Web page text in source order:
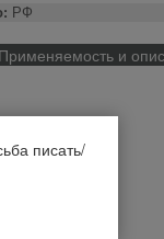
РФ
Применяемость и
писать/